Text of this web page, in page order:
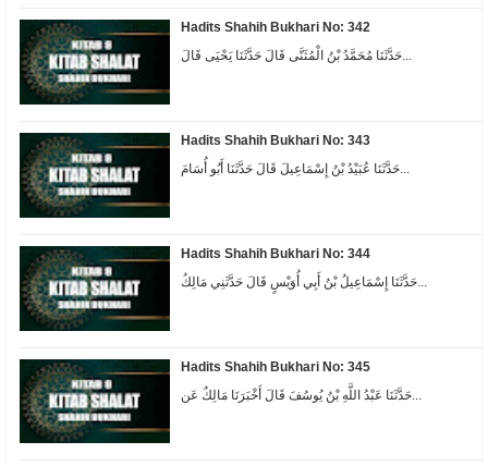
Hadits Shahih Bukhari No: 342
حَدَّثَنَا مُحَمَّدُ بْنُ الْمُثَنَّى قَالَ حَدَّثَنَا يَحْيَى قَالَ...
Hadits Shahih Bukhari No: 343
حَدَّثَنَا عُبَيْدُ بْنُ إِسْمَاعِيلَ قَالَ حَدَّثَنَا أَبُو أُسَامَ...
Hadits Shahih Bukhari No: 344
Hadits Shahih Bukhari No: 345